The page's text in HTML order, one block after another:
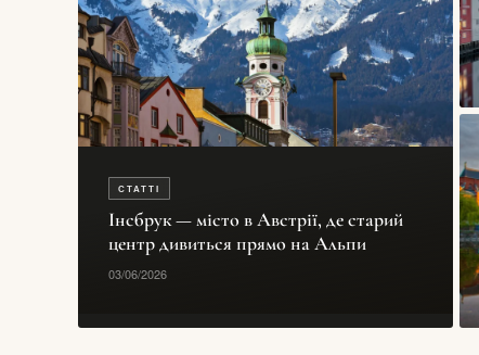
СТАТТІ
Інсбрук — місто в Австрії, де старий
центр дивиться прямо на Альпи
03/06/2026